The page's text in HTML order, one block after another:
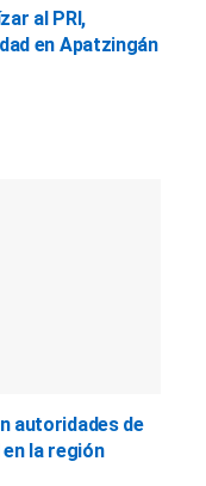
al PRI,
en Apatzingán
autoridades de
la región